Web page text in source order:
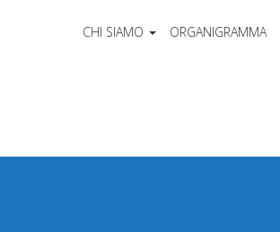
CHI SIAMO ORGANIGRAMMA